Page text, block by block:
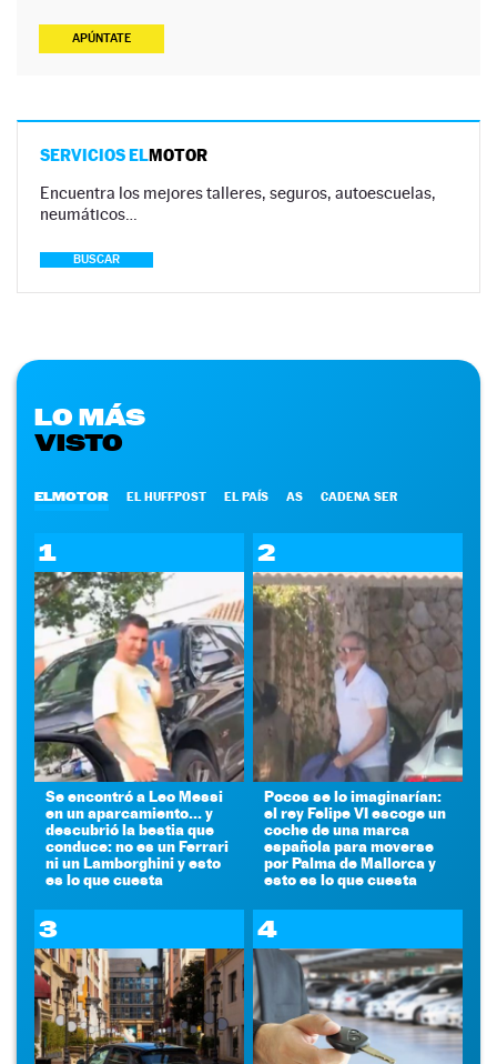
APÚNTATE
SERVICIOS ELMOTOR
Encuentra los mejores talleres, seguros, autoescuelas,
neumáticos…
BUSCAR
LO MÁS
VISTO
ELMOTOR EL HUFFPOST EL PAÍS AS CADENA SER
1
Se encontró a Leo Messi
en un aparcamiento... y
descubrió la bestia que
conduce: no es un Ferrari
ni un Lamborghini y esto
es lo que cuesta
2
Pocos se lo imaginarían:
el rey Felipe VI escoge un
coche de una marca
española para moverse
por Palma de Mallorca y
esto es lo que cuesta
3 4